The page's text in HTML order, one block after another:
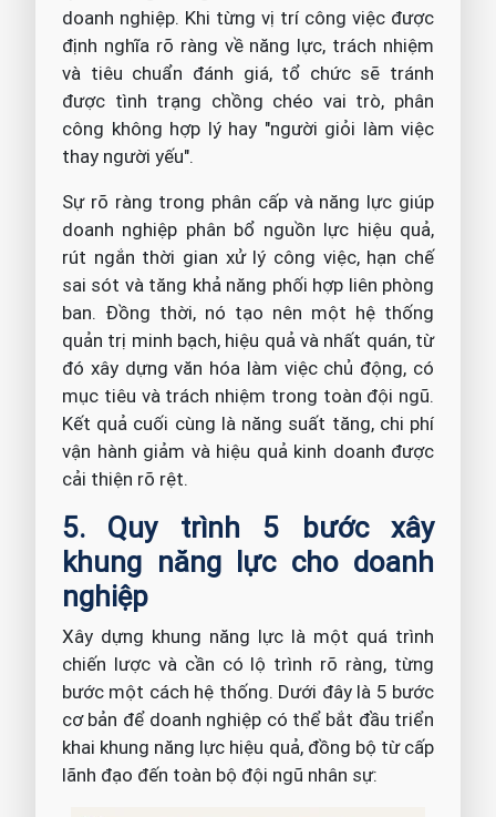
doanh nghiệp. Khi từng vị trí công việc được
định nghĩa rõ ràng về năng lực, trách nhiệm
và tiêu chuẩn đánh giá, tổ chức sẽ tránh
được tình trạng chồng chéo vai trò, phân
công không hợp lý hay "người giỏi làm việc
thay người yếu".
Sự rõ ràng trong phân cấp và năng lực giúp
doanh nghiệp phân bổ nguồn lực hiệu quả,
rút ngắn thời gian xử lý công việc, hạn chế
sai sót và tăng khả năng phối hợp liên phòng
ban. Đồng thời, nó tạo nên một hệ thống
quản trị minh bạch, hiệu quả và nhất quán, từ
đó xây dựng văn hóa làm việc chủ động, có
mục tiêu và trách nhiệm trong toàn đội ngũ.
Kết quả cuối cùng là năng suất tăng, chi phí
vận hành giảm và hiệu quả kinh doanh được
cải thiện rõ rệt.
5. Quy trình 5 bước xây
khung năng lực cho doanh
nghiệp
Xây dựng khung năng lực là một quá trình
chiến lược và cần có lộ trình rõ ràng, từng
bước một cách hệ thống. Dưới đây là 5 bước
cơ bản để doanh nghiệp có thể bắt đầu triển
khai khung năng lực hiệu quả, đồng bộ từ cấp
lãnh đạo đến toàn bộ đội ngũ nhân sự: